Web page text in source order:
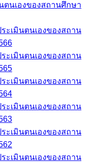
ตนเองของสถานศึกษา
ะเมินตนเองของสถาน
ะเมินตนเองของสถาน
ะเมินตนเองของสถาน
ะเมินตนเองของสถาน
ะเมินตนเองของสถาน
ะเมินตนเองของสถาน